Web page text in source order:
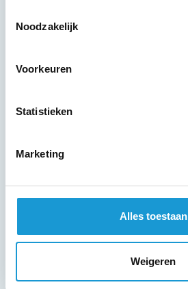
Noodzakelijk
Voorkeuren
Statistieken
Marketing
Alles toestaan
Weigeren
Ik ga akkoord met het